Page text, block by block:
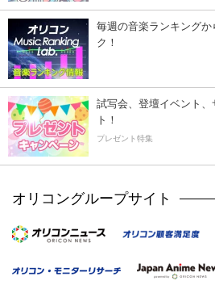
毎週の音楽ランキング
ク！
試写会、登壇イベント
ト！
プレゼント特集
オリコングループサイト